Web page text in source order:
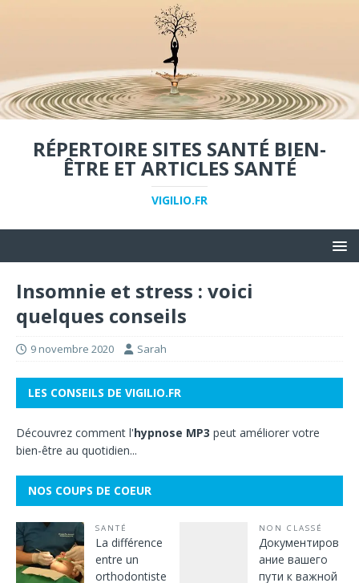
RÉPERTOIRE SITES SANTÉ BIEN-
ÊTRE ET ARTICLES SANTÉ
VIGILIO.FR
Insomnie et stress : voici
quelques conseils
9 novembre 2020 Sarah
LES CONSEILS DE VIGILIO.FR
Découvrez comment l'hypnose MP3 peut améliorer votre
bien-être au quotidien...
NOS COUPS DE COEUR
SANTÉ
La différence
entre un
orthodontiste
NON CLASSÉ
Документиров
ание вашего
пути к важной